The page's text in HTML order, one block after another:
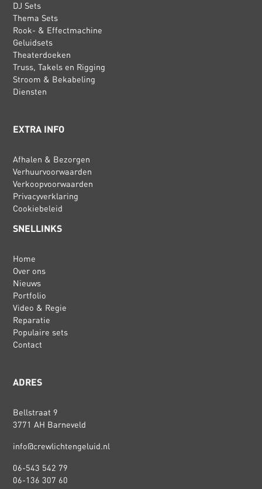
DJ Sets
Thema Sets
Rook- & Effectmachine
Geluidsets
Theaterdoeken
Truss, Takels en Rigging
Stroom & Bekabeling
Diensten
EXTRA INFO
Afhalen & Bezorgen
Verhuurvoorwaarden
Verkoopvoorwaarden
Privacyverklaring
Cookiebeleid
SNELLINKS
Home
Over ons
Nieuws
Portfolio
Video & Regie
Reparatie
Populaire sets
Contact
ADRES
Bellstraat 9
3771 AH Barneveld
info@crewlichtengeluid.nl
06-543 542 79
06-136 307 60